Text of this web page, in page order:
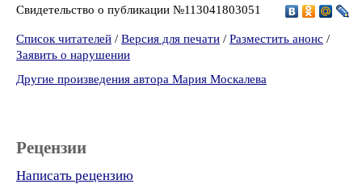
Свидетельство о публикации №113041803051
Список читателей / Версия для печати / Разместить анонс /
Заявить о нарушении
Другие произведения автора Мария Москалева
Рецензии
Написать рецензию